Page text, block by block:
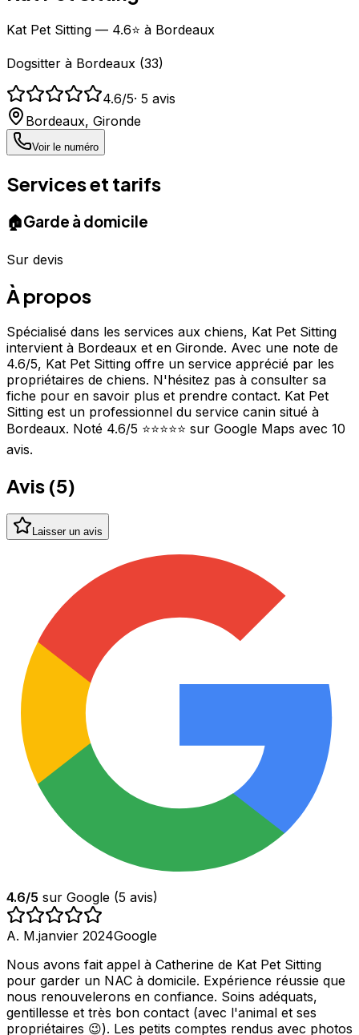
Kat Pet Sitting — 4.6⭐ à Bordeaux
Dogsitter à Bordeaux (33)
4.6/5· 5 avis
Bordeaux, Gironde
Voir le numéro
Services et tarifs
🏠Garde à domicile
Sur devis
À propos
Spécialisé dans les services aux chiens, Kat Pet Sitting
intervient à Bordeaux et en Gironde. Avec une note de
4.6/5, Kat Pet Sitting offre un service apprécié par les
propriétaires de chiens. N'hésitez pas à consulter sa
fiche pour en savoir plus et prendre contact. Kat Pet
Sitting est un professionnel du service canin situé à
Bordeaux. Noté 4.6/5 ⭐⭐⭐⭐⭐ sur Google Maps avec 10
avis.
Avis (5)
Laisser un avis
4.6/5 sur Google (5 avis)
A. M.janvier 2024Google
Nous avons fait appel à Catherine de Kat Pet Sitting
pour garder un NAC à domicile. Expérience réussie que
nous renouvelerons en confiance. Soins adéquats,
gentillesse et très bon contact (avec l'animal et ses
propriétaires 😉). Les petits comptes rendus avec photos